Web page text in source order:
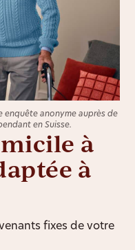
enquête anonyme auprès de
en Suisse.
à
à
fixes de votre